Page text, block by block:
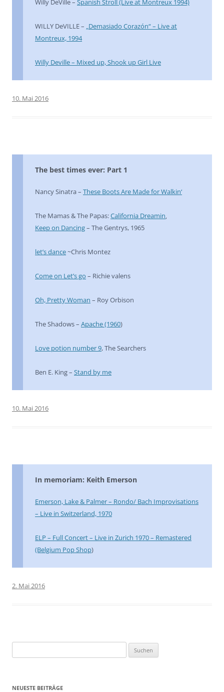
Willy DeVille – Spanish Stroll (Live at Montreux 1994)
WILLY DeVILLE – „Demasiado Corazón“ – Live at
Montreux, 1994
Willy Deville – Mixed up, Shook up Girl Live
10. Mai 2016
The best times ever: Part 1
Nancy Sinatra – These Boots Are Made for Walkin‘
The Mamas & The Papas:California Dreamin‚
Keep on Dancing– The Gentrys, 1965
let’s dance~Chris Montez
Come on Let’s go – Richie valens
Oh, Pretty Woman – Roy Orbison
The Shadows – Apache (1960)
Love potion number 9, The Searchers
Ben E. King – Stand by me
10. Mai 2016
In memoriam: Keith Emerson
Emerson, Lake & Palmer – Rondo/ Bach Improvisations
– Live in Switzerland, 1970
ELP – Full Concert – Live in Zurich 1970 – Remastered
(Belgium Pop Shop)
2. Mai 2016
nach:
NEUESTE BEITRÄGE